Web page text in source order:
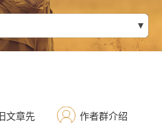
旧文章先 作者群介绍